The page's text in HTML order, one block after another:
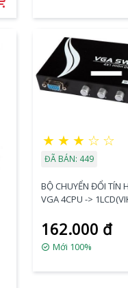
★ ★ ★ ☆ ☆
ĐÃ BÁN: 449
BỘ CHUYỂN ĐỔI TÍN
VGA 4CPU ->
162.000 đ
Mới 100%